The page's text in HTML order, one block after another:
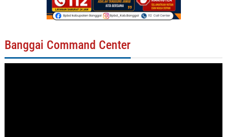
Banggai Command Center